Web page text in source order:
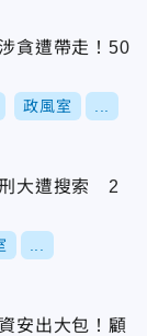
貪遭帶走！50
政風室
大遭搜索 2
安出大包！顧